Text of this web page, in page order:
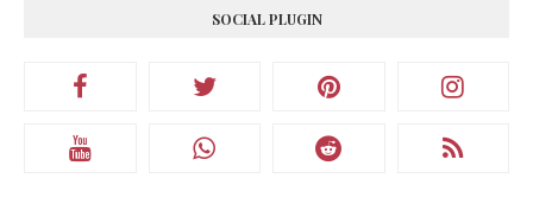
SOCIAL PLUGIN